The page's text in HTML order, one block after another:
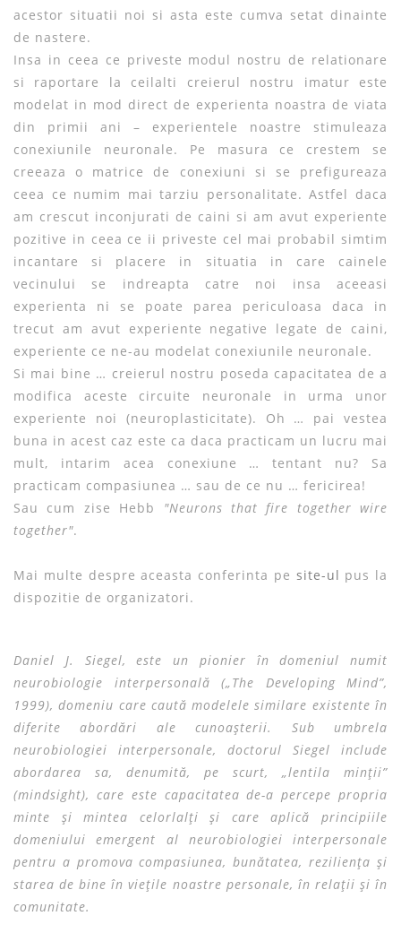
acestor situatii noi si asta este cumva setat dinainte
de nastere.
Insa in ceea ce priveste modul nostru de relationare
si raportare la ceilalti creierul nostru imatur este
modelat in mod direct de experienta noastra de viata
din primii ani – experientele noastre stimuleaza
conexiunile neuronale. Pe masura ce crestem se
creeaza o matrice de conexiuni si se prefigureaza
ceea ce numim mai tarziu personalitate. Astfel daca
am crescut inconjurati de caini si am avut experiente
pozitive in ceea ce ii priveste cel mai probabil simtim
incantare si placere in situatia in care cainele
vecinului se indreapta catre noi insa aceeasi
experienta ni se poate parea periculoasa daca in
trecut am avut experiente negative legate de caini,
experiente ce ne-au modelat conexiunile neuronale.
Si mai bine … creierul nostru poseda capacitatea de a
modifica aceste circuite neuronale in urma unor
experiente noi (neuroplasticitate). Oh … pai vestea
buna in acest caz este ca daca practicam un lucru mai
mult, intarim acea conexiune … tentant nu? Sa
practicam compasiunea … sau de ce nu … fericirea!
Sau cum zise Hebb "Neurons that fire together wire
together".
Mai multe despre aceasta conferinta pe site-ul pus la
dispozitie de organizatori.
Daniel J. Siegel, este un pionier în domeniul numit
neurobiologie interpersonală („The Developing Mind”,
1999), domeniu care caută modelele similare existente în
diferite abordări ale cunoaşterii. Sub umbrela
neurobiologiei interpersonale, doctorul Siegel include
abordarea sa, denumită, pe scurt, „lentila minţii”
(mindsight), care este capacitatea de-a percepe propria
minte şi mintea celorlalţi şi care aplică principiile
domeniului emergent al neurobiologiei interpersonale
pentru a promova compasiunea, bunătatea, rezilienţa şi
starea de bine în vieţile noastre personale, în relaţii şi în
comunitate.